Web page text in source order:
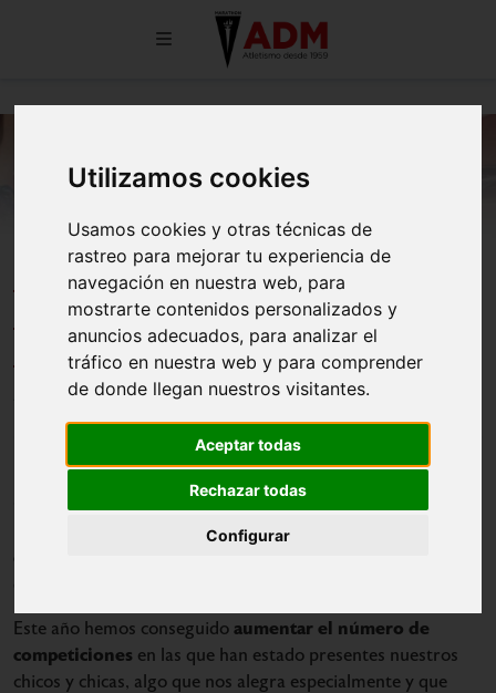
Utilizamos cookies
Usamos cookies y otras técnicas de
rastreo para mejorar tu experiencia de
navegación en nuestra web, para
mostrarte contenidos personalizados y
anuncios adecuados, para analizar el
tráfico en nuestra web y para comprender
de donde llegan nuestros visitantes.
Aceptar todas
Rechazar todas
Configurar
Ranking de participación menores
2024-25: más de 100 atletas
puntuando
Con el cierre de la temporada 2024-25, la Agrupación
Deportiva Marathon presenta elRanking de Participación
Este año hemos conseguido aumentar el número de
competiciones en las que han estado presentes nuestros
chicos y chicas, algo que nos alegra especialmente y que